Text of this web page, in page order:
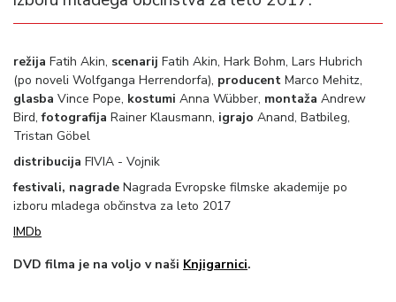
režija Fatih Akin, scenarij Fatih Akin, Hark Bohm, Lars Hubrich
(po noveli Wolfganga Herrendorfa), producent Marco Mehitz,
glasba Vince Pope, kostumi Anna Wübber, montaža Andrew
Bird,fotografija Rainer Klausmann, igrajo Anand, Batbileg,
Tristan Göbel
distribucija FIVIA - Vojnik
festivali, nagrade Nagrada Evropske filmske akademije po
izboru mladega občinstva za leto 2017
IMDb
DVD filma je na voljo v naši Knjigarnici.